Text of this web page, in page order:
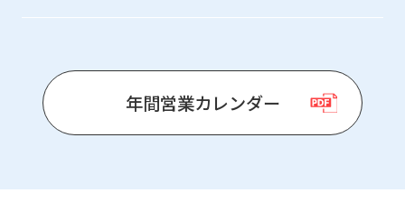
年間営業カレンダー